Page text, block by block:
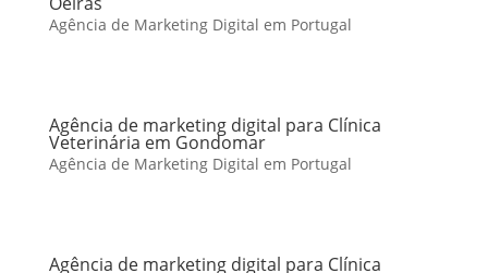
Agência de Marketing Digital em Portugal
Agência de marketing digital para Clínica
Veterinária em Gondomar
Agência de Marketing Digital em Portugal
Agência de marketing digital para Clínica